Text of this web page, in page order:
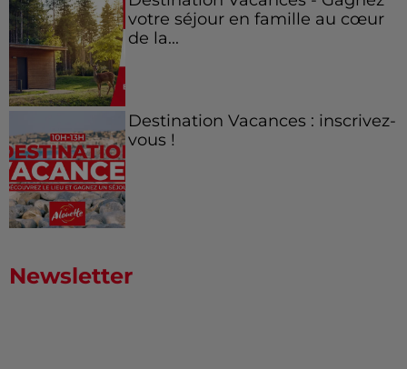
votre séjour en famille au cœur
de la...
Destination Vacances : inscrivez-
vous !
Newsletter